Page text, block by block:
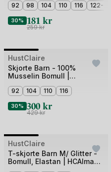
4 92 98 104 110 116 122-128
30% 181 kr
259kr
Outlet
Bilde
av
HustClaire
Skjorte Barn - 100%
Musselin Bomull |
92 104 110 116
30% 300 kr
429kr
Outlet
Bilde
av
HustClaire
T-skjorte Barn M/ Glitter -
Bomull, Elastan | HCAlma